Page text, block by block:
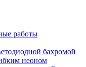
работы
бахромой
неоном